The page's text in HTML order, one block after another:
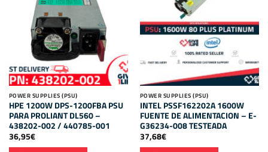
POWER SUPPLIES (PSU)
HPE 1200W DPS-1200FBA PSU
PARA PROLIANT DL560 –
438202-002 / 440785-001
36,95€
POWER SUPPLIES (PSU)
INTEL PSSF162202A 1600W
FUENTE DE ALIMENTACION – E-
G36234-008 TESTEADA
37,68€